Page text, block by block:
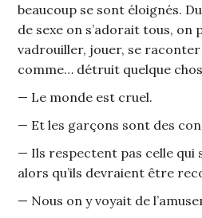
beaucoup se sont éloignés.
de sexe on s’adorait tous, on
vadrouiller, jouer, se
comme… détruit quelque
— Le monde est cruel.
— Et les garçons sont des
— Ils respectent pas celle qui
alors qu’ils devraient être
— Nous on y voyait de